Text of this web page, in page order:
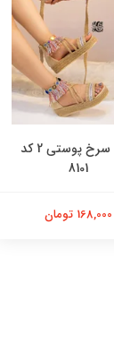
کیف سرخ پوستی 2 کد
8101
168,000 تومان